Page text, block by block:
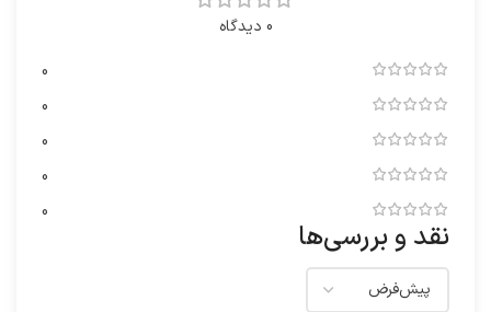
0 دیدگاه
0
0
0
0
0
نقد و بررسی‌ها